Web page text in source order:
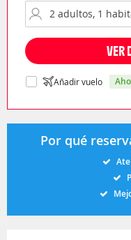
VER
Añadir vuelo
Por qué